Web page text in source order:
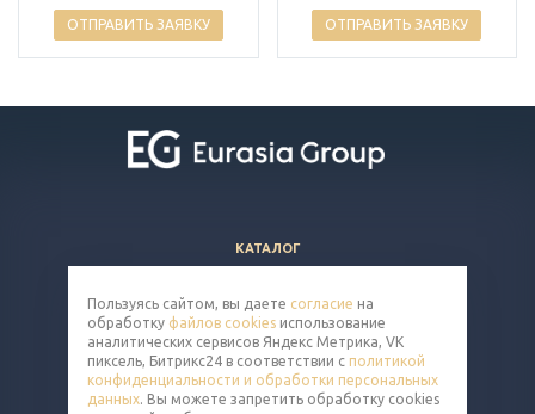
ОТПРАВИТЬ ЗАЯВКУ ОТПРАВИТЬ ЗАЯВКУ
КАТАЛОГ
КОМПАНИЯ
КОНТАКТЫ
8 (800) 302-14-65
Пользуясь сайтом, вы даете согласие на
обработку файлов cookies использование
аналитических сервисов Яндекс Метрика, VK
пиксель, Битрикс24 в соответствии с политикой
конфиденциальности и обработки персональных
данных. Вы можете запретить обработку cookies